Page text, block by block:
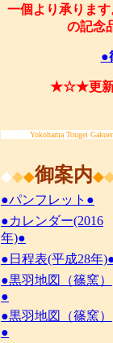
一個より承りま
の記念
●
★☆★更新
Yokohama Tougei
◆◆◆御案内◆
●パンフレット●
●カレンダー(2016
年)●
●日程表(平成28年
●黒羽地図（篠窯）
●
●黒羽地図（篠窯）
●